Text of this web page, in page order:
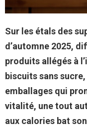
Sur les étals des
d’automne 2025,
produits allégés à
biscuits sans
emballages qui
vitalité, une tout
aux calories bat